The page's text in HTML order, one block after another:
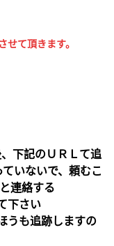
せて頂きます。
下記のＵＲＬて追
いないで、頼むこ
連絡する
て下さい
うも追跡しますの